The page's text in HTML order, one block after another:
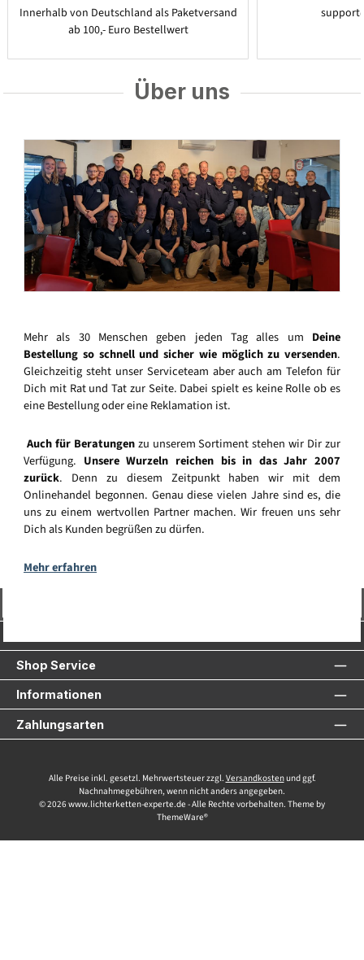
Innerhalb von Deutschland als Paketversand
ab 100,- Euro Bestellwert
Über uns
Mehr als 30 Menschen geben jeden Tag alles um Deine
Bestellung so schnell und sicher wie möglich zu versenden.
Gleichzeitig steht unser Serviceteam aber auch am Telefon für
Dich mit Rat und Tat zur Seite. Dabei spielt es keine Rolle ob es
eine Bestellung oder eine Reklamation ist.
Auch für Beratungenzu unserem Sortiment stehen wir Dir zur
Verfügung. Unsere Wurzeln reichen bis in das Jahr 2007
zurück. Denn zu diesem Zeitpunkt haben wir mit dem
Onlinehandel begonnen. Genau diese vielen Jahre sind es, die
uns zu einem wertvollen Partner machen. Wir freuen uns sehr
Dich als Kunden begrüßen zu dürfen.
Mehr erfahren
Shop Service
Informationen
Zahlungsarten
Alle Preise inkl. gesetzl. Mehrwertsteuer zzgl. Versandkostenund ggf.
Nachnahmegebühren, wenn nicht anders angegeben.
© 2026 www.lichterketten-experte.de - Alle Rechte vorbehalten. Theme by
ThemeWare®